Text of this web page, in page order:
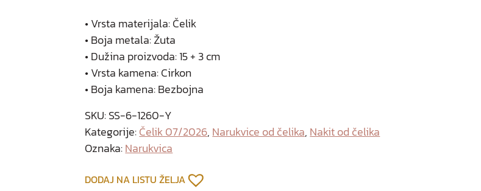
i
n
u
k
v
i
c
a
d
• Vrsta materijala: Čelik
• Boja metala: Žuta
• Dužina proizvoda: 15 + 3 cm
• Vrsta kamena: Cirkon
• Boja kamena: Bezbojna
SKU:SS-6-1260-Y
Kategorije:Čelik 07/2026, Narukvice od čelika, Nakit od čelika
Oznaka:Narukvica
DODAJ NA LISTU ŽELJA